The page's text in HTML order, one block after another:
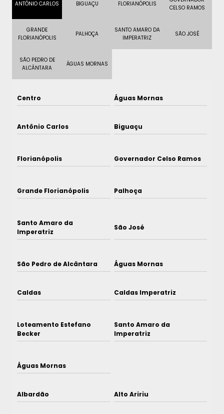
ANTÔNIO CARLOS BIGUAÇU FLORIANÓPOLIS
CELSO RAMOS
GRANDE
FLORIANÓPOLIS
PALHOÇA
SANTO AMARO DA
IMPERATRIZ
SÃO JOSÉ
SÃO PEDRO DE
ALCÂNTARA
ÁGUAS MORNAS
Centro Águas Mornas
Antônio Carlos Biguaçu
Florianópolis Governador Celso Ramos
Grande Florianópolis Palhoça
Santo Amaro da
Imperatriz
São José
São Pedro de Alcântara Águas Mornas
Caldas Caldas Imperatriz
Loteamento Estefano
Becker
Santo Amaro da
Imperatriz
Águas Mornas
Albardão Alto Aririu